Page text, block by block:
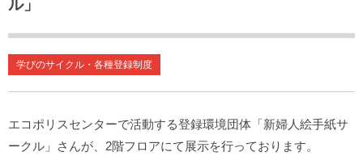
ル」
学びのサイクル・各種登録制度
エコポリスセンターで活動する登録環境団体「新婦人絵手紙サ
ークル」さんが、2階フロアにて展示を行っております。